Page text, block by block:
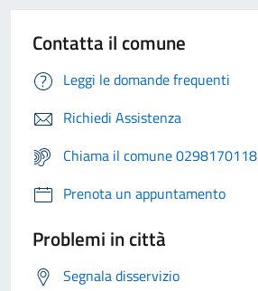
Contatta il comune
Leggi le domande frequenti
Richiedi Assistenza
Chiama il comune 0298170118
Prenota un appuntamento
Problemi in città
Segnala disservizio